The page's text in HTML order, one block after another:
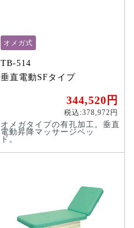
オメガ式
TB-514
垂直電動SFタイプ
344,520円
税込:378,972円
オメガタイプの有孔加工。垂直
電動昇降マッサージベッ
ド。